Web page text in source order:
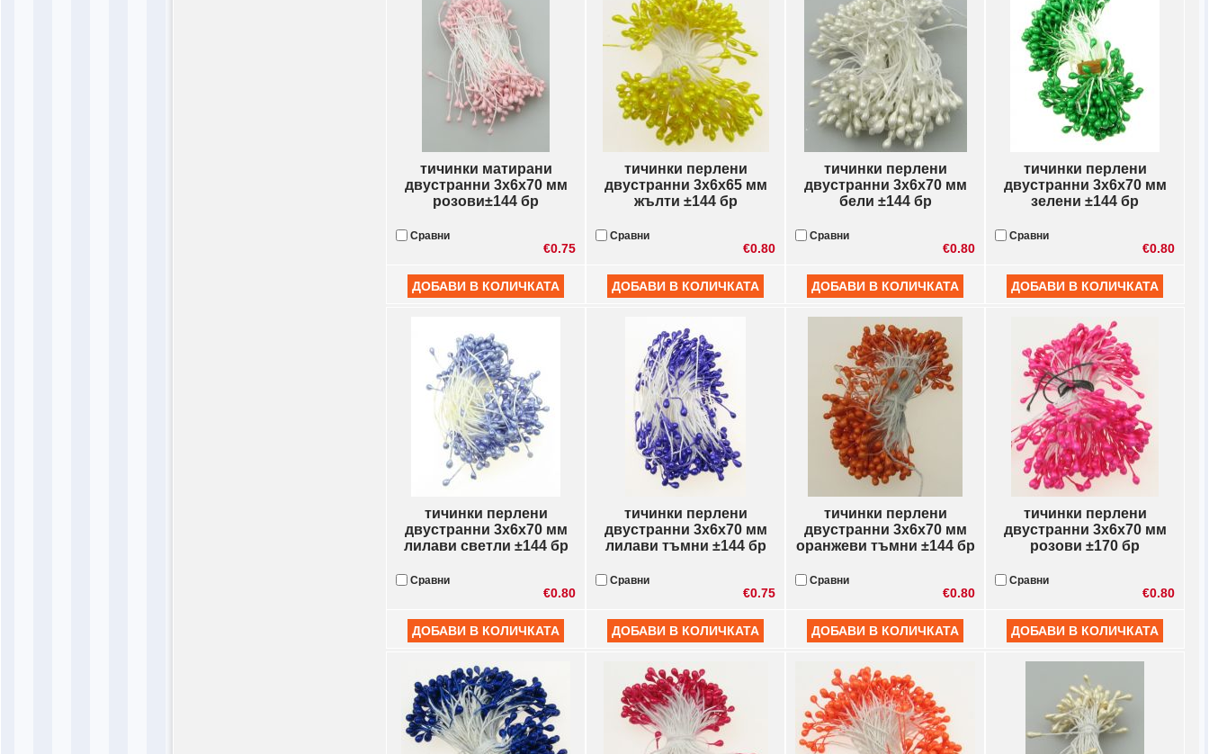
тичинки матирани
двустранни 3x6x70 мм
розови±144 бр
тичинки перлени
двустранни 3x6x65 мм
жълти ±144 бр
тичинки перлени
двустранни 3x6x70 мм
бели ±144 бр
тичинки перлени
двустранни 3x6x70 мм
зелени ±144 бр
Сравни
€0.75
Сравни
€0.80
Сравни
€0.80
Сравни
€0.80
тичинки перлени
двустранни 3x6x70 мм
лилави светли ±144 бр
тичинки перлени
двустранни 3x6x70 мм
лилави тъмни ±144 бр
тичинки перлени
двустранни 3x6x70 мм
оранжеви тъмни ±144 бр
тичинки перлени
двустранни 3x6x70 мм
розови ±170 бр
Сравни
€0.80
Сравни
€0.75
Сравни
€0.80
Сравни
€0.80